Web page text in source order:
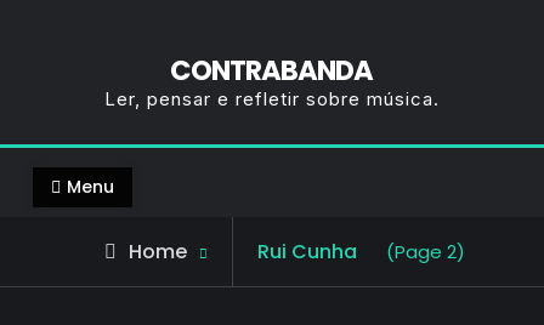
CONTRABANDA
Ler, pensar e refletir sobre música.
Menu
Home
View
all
Rui Cunha (Page 2)